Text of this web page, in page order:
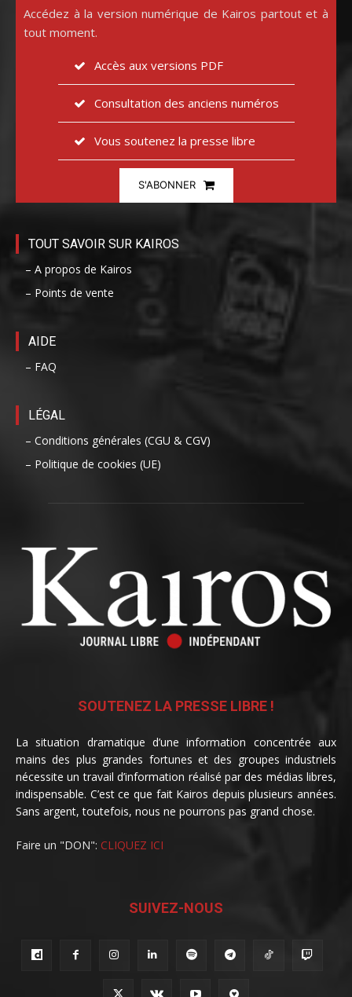
Accédez à la version numérique de Kairos partout et à
tout moment.
Accès aux versions PDF
Consultation des anciens numéros
Vous soutenez la presse libre
S'ABONNER
TOUT SAVOIR SUR KAIROS
– A propos de Kairos
– Points de vente
AIDE
– FAQ
LÉGAL
– Conditions générales (CGU & CGV)
– Politique de cookies (UE)
SOUTENEZ LA PRESSE LIBRE !
La situation dramatique d’une information concentrée aux
mains des plus grandes fortunes et des groupes industriels
nécessite un travail d’information réalisé par des médias libres,
indispensable. C’est ce que fait Kairos depuis plusieurs années.
Sans argent, toutefois, nous ne pourrons pas grand chose.
Faire un "DON": CLIQUEZ ICI
SUIVEZ-NOUS